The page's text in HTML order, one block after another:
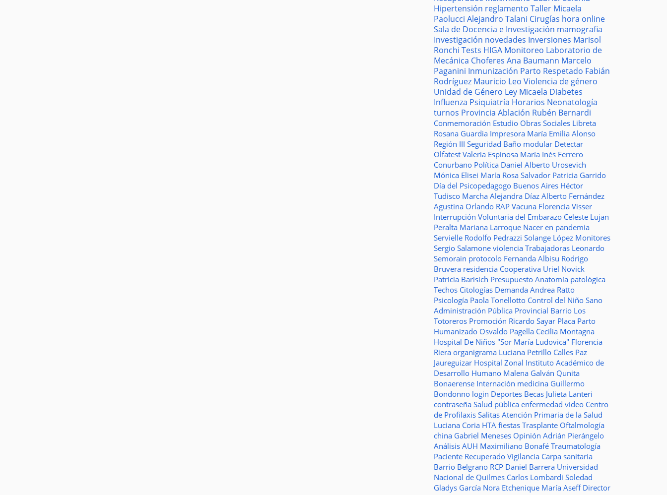
Hipertensión reglamento Taller Micaela
Paolucci Alejandro Talani Cirugías hora online
Sala de Docencia e Investigación mamografia
Investigación novedades Inversiones Marisol
Ronchi Tests HIGA Monitoreo Laboratorio de
Mecánica Choferes Ana Baumann Marcelo
Paganini Inmunización Parto Respetado Fabián
Rodríguez Mauricio Leo Violencia de género
Unidad de Género Ley Micaela Diabetes
Influenza Psiquiatría Horarios Neonatología
turnos Provincia Ablación Rubén Bernardi
Conmemoración Estudio Obras Sociales Libreta
Rosana Guardia Impresora María Emilia Alonso
Región III Seguridad Baño modular Detectar
Olfatest Valeria Espinosa María Inés Ferrero
Conurbano Política Daniel Alberto Urosevich
Mónica Elisei María Rosa Salvador Patricia Garrido
Día del Psicopedagogo Buenos Aires Héctor
Tudisco Marcha Alejandra Díaz Alberto Fernández
Agustina Orlando RAP Vacuna Florencia Visser
Interrupción Voluntaria del Embarazo Celeste Lujan
Peralta Mariana Larroque Nacer en pandemia
Servielle Rodolfo Pedrazzi Solange López Monitores
Sergio Salamone violencia Trabajadoras Leonardo
Semorain protocolo Fernanda Albisu Rodrigo
Bruvera residencia Cooperativa Uriel Novick
Patricia Barisich Presupuesto Anatomía patológica
Techos Citologías Demanda Andrea Ratto
Psicología Paola Tonellotto Control del Niño Sano
Administración Pública Provincial Barrio Los
Totoreros Promoción Ricardo Sayar Placa Parto
Humanizado Osvaldo Pagella Cecilia Montagna
Hospital De Niños "Sor María Ludovica" Florencia
Riera organigrama Luciana Petrillo Calles Paz
Jaureguizar Hospital Zonal Instituto Académico de
Desarrollo Humano Malena Galván Qunita
Bonaerense Internación medicina Guillermo
Bondonno login Deportes Becas Julieta Lanteri
contraseña Salud pública enfermedad video Centro
de Profilaxis Salitas Atención Primaria de la Salud
Luciana Coria HTA fiestas Trasplante Oftalmología
china Gabriel Meneses Opinión Adrián Pierángelo
Análisis AUH Maximiliano Bonafé Traumatología
Paciente Recuperado Vigilancia Carpa sanitaria
Barrio Belgrano RCP Daniel Barrera Universidad
Nacional de Quilmes Carlos Lombardi Soledad
Gladys García Nora Etchenique María Aseff Director